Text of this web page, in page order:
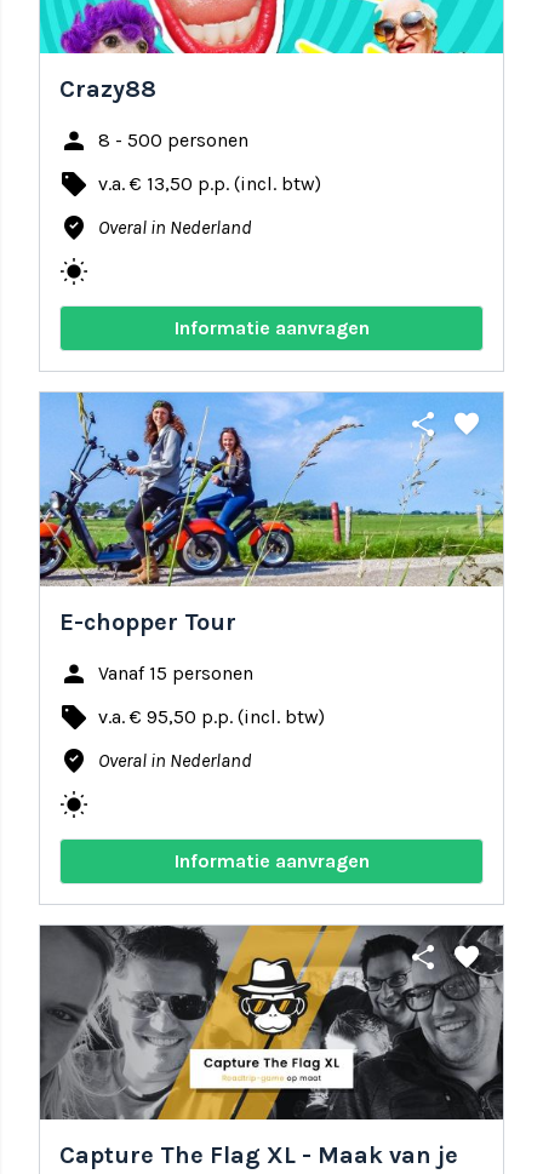
Crazy88
person 8 - 500 personen
local_offer v.a. € 13,50 p.p. (incl. btw)
where_to_vote Overal in Nederland
wb_sunny
Informatie aanvragen
share favorite
E-chopper Tour
person Vanaf 15 personen
local_offer v.a. € 95,50 p.p. (incl. btw)
where_to_vote Overal in Nederland
wb_sunny
Informatie aanvragen
share favorite
Capture The Flag XL - Maak van je